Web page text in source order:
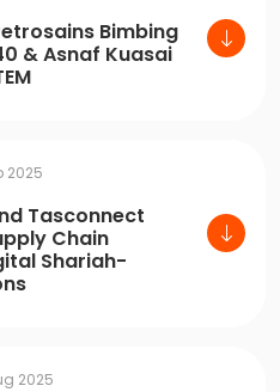
Bimbing
& Asnaf Kuasai
2025
Tasconnect
Chain
Shariah-
2025